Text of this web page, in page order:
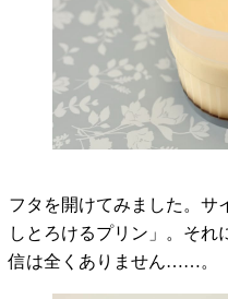
フタを開けてみました。サ
しとろけるプリン」。それ
信は全くありません……。